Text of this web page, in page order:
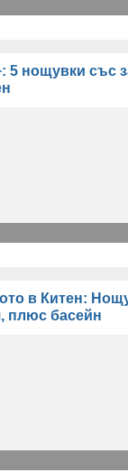
5 нощувки със
в Китен:
плюс басейн